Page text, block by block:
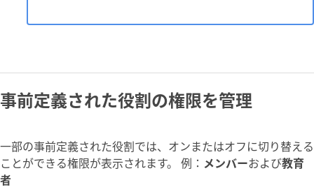
事前定義された役割の権限を管理
一部の事前定義された役割では、オンまたはオフに切り替える
ことができる権限が表示されます。 例： メンバーおよび教育
者